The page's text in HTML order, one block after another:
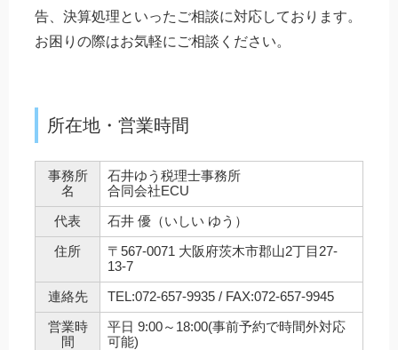
告、決算処理といったご相談に対応しております。
お困りの際はお気軽にご相談ください。
所在地・営業時間
事務所
名
石井ゆう税理士事務所
合同会社ECU
代表 石井 優（いしい ゆう）
住所
〒567-0071 大阪府茨木市郡山2丁目27-
13-7
連絡先 TEL:072-657-9935 / FAX:072-657-9945
営業時
間
平日 9:00～18:00(事前予約で時間外対応
可能)